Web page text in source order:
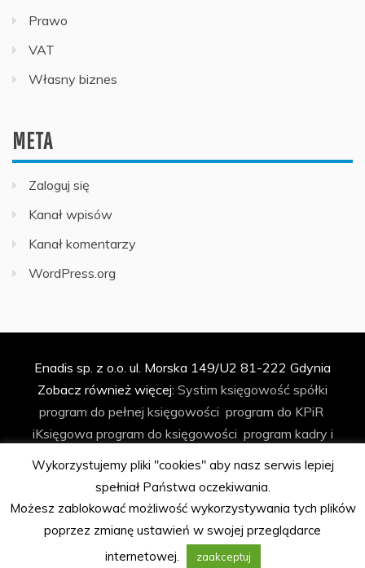
Prawo
VAT
Własny biznes
META
Zaloguj się
Kanał wpisów
Kanał komentarzy
WordPress.org
Enadis sp. z o.o. ul. Morska 149/U2 81-222 Gdynia
Zobacz również więcej: Systim księgowość spółki
program do pełnej księgowości program do KPiR
iKsięgowa program do księgowości program kadry i
księgowość spółki z o.o.
biuro rachunkowe
biura rachunkowego
automatyzacja księgowości
program Podatkowa Książka Przychodów i Rozchodów
program kadrowo-płacowy
Wykorzystujemy pliki "cookies" aby nasz serwis lepiej
spełniał Państwa oczekiwania.
Możesz zablokować możliwość wykorzystywania tych plików
poprzez zmianę ustawień w swojej przeglądarce
internetowej.
zaakceptuj